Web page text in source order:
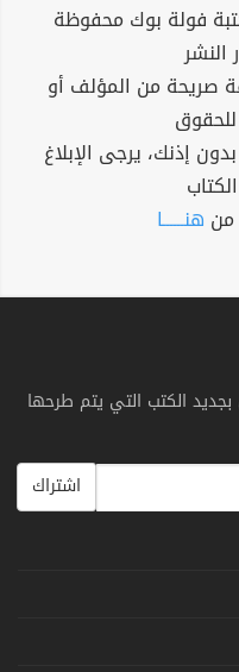
فولة بوك محفوظة
النشر
صريحة من المؤلف أو
إذنك، يرجى الإبلاغ
من هنــــــا
بجديد الكتب التي يتم طرحها
اشتراك